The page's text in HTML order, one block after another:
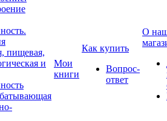
пищевая,
и
Мои
книги
Как купить
Вопрос-
ответ
О